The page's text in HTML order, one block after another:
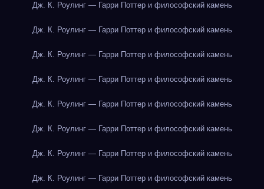
Дж. К. Роулинг — Гарри Поттер и философский камень
Дж. К. Роулинг — Гарри Поттер и философский камень
Дж. К. Роулинг — Гарри Поттер и философский камень
Дж. К. Роулинг — Гарри Поттер и философский камень
Дж. К. Роулинг — Гарри Поттер и философский камень
Дж. К. Роулинг — Гарри Поттер и философский камень
Дж. К. Роулинг — Гарри Поттер и философский камень
Дж. К. Роулинг — Гарри Поттер и философский камень